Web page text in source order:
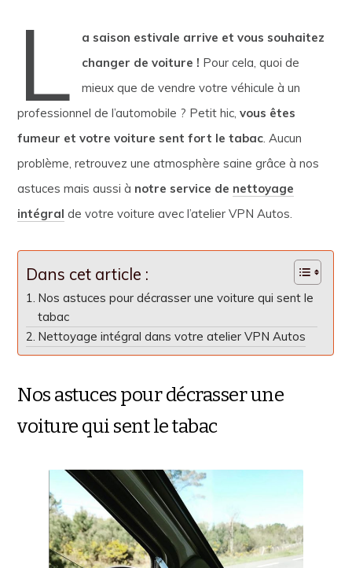
L
a saison estivale arrive et vous souhaitez
changer de voiture ! Pour cela, quoi de
mieux que de vendre votre véhicule à un
professionnel de l’automobile ? Petit hic,vous êtes
fumeur et votre voiture sent fort le tabac. Aucun
problème, retrouvez une atmosphère saine grâce à nos
astuces mais aussi à notre service de nettoyage
intégral de votre voiture avec l’atelier VPN Autos.
Dans cet article :
Nos astuces pour décrasser une voiture qui sent le
tabac
Nettoyage intégral dans votre atelier VPN Autos
Nos astuces pour décrasser une
voiture qui sent le tabac